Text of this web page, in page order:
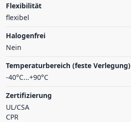
Flexibilität
flexibel
Halogenfrei
Nein
Temperaturbereich (feste Verlegung)
-40°C...+90°C
Zertifizierung
UL/CSA
CPR